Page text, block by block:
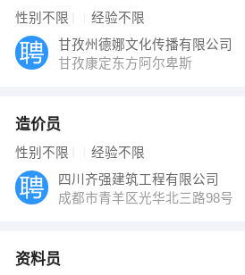
性别不限 经验不限
甘孜州德娜文化传播有限公司
甘孜康定东方阿尔卑斯
造价员
性别不限 经验不限
四川齐强建筑工程有限公司
成都市青羊区光华北三路98号
资料员